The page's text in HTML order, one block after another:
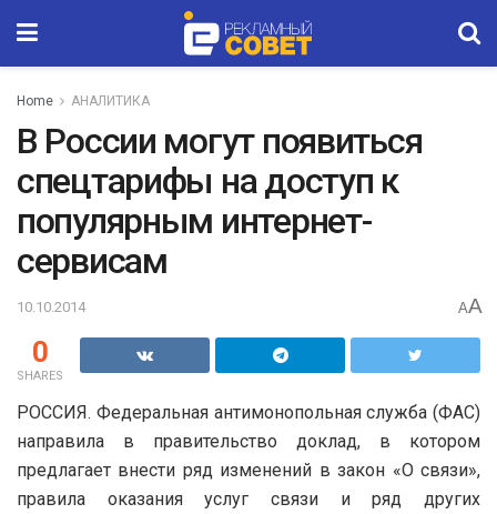
Home АНАЛИТИКА
В России могут появиться
спецтарифы на доступ к
популярным интернет-
сервисам
10.10.2014 AA
0
SHARES
РОССИЯ. Федеральная антимонопольная служба (ФАС)
направила в правительство доклад, в котором
предлагает внести ряд изменений в закон «О связи»,
правила оказания услуг связи и ряд других